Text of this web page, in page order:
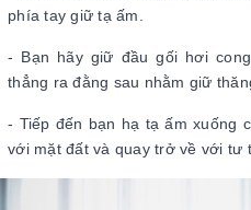
phía tay giữ tạ ấm.
- Bạn hãy giữ đầu gối hơi
thẳng ra đằng sau nhằm giữ
- Tiếp đến bạn hạ tạ ấm xuống
với mặt đất và quay trở về với tư